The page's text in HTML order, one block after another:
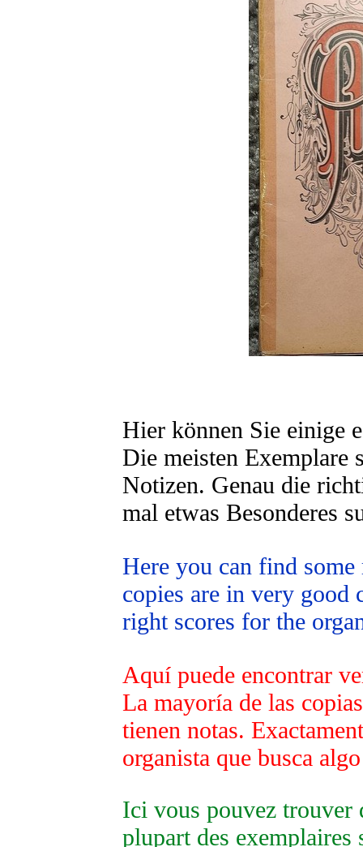
Hier können Sie einige
Die meisten Exemplare
Notizen. Genau die
mal etwas Besonderes
Here you can find
copies are in very good
right scores for the
Aquí puede encontrar
La mayoría de las
tienen notas.
organista que busca
Ici vous pouvez trouver
plupart des exemplaires